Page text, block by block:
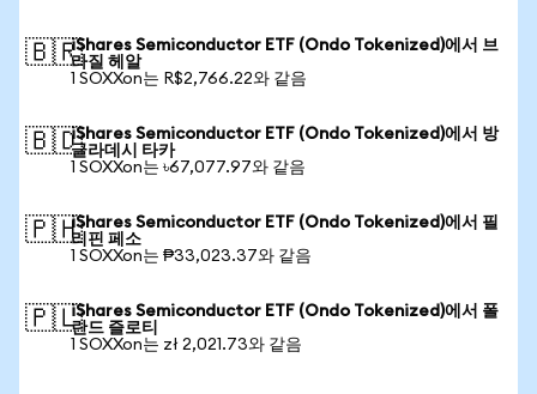
🇧🇷iShares Semiconductor ETF (Ondo Tokenized)에서 브
라질 헤알
1 SOXXon는 R$2,766.22와 같음
🇧🇩iShares Semiconductor ETF (Ondo Tokenized)에서 방
글라데시 타카
1 SOXXon는 ৳67,077.97와 같음
🇵🇭iShares Semiconductor ETF (Ondo Tokenized)에서 필
리핀 페소
1 SOXXon는 ₱33,023.37와 같음
🇵🇱iShares Semiconductor ETF (Ondo Tokenized)에서 폴
란드 즐로티
1 SOXXon는 zł 2,021.73와 같음